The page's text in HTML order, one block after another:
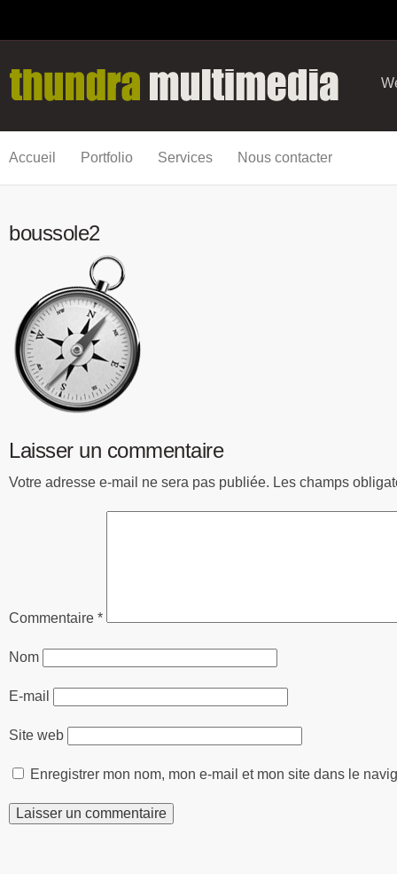
Accueil Portfolio Services Nous contacter
boussole2
Laisser un commentaire
Votre adresse e-mail ne sera pas publiée. Les champs
Commentaire *
Nom
E-mail
Site web
Enregistrer mon nom, mon e-mail et mon site dans le